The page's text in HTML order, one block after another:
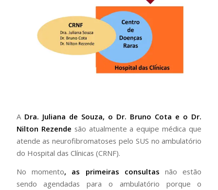
A Dra. Juliana de Souza, o Dr. Bruno Cota e o Dr.
Nilton Rezende são atualmente a equipe médica que
atende as neurofibromatoses pelo SUS no ambulatório
do Hospital das Clínicas (CRNF).
No momento, as primeiras consultas não estão
sendo agendadas para o ambulatório porque o